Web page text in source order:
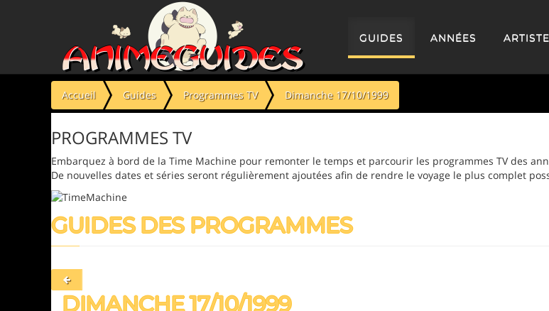
GUIDES ANNÉES
Accueil Guides Programmes TV Dimanche 17/10/1999
PROGRAMMES TV
Embarquez à bord de la Time Machine pour remonter le temps et parcourir les programmes TV des
De nouvelles dates et séries seront régulièrement ajoutées afin de rendre le voyage le plus complet
GUIDES DES PROGRAMMES
DIMANCHE 17/10/1999